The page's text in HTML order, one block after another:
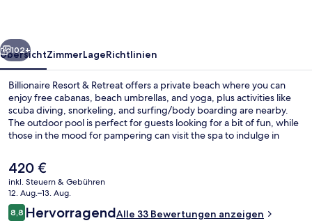
Weiter
102+
ÜbersichtZimmerLageRichtlinien
Billionaire Resort & Retreat offers a private beach where you can
enjoy free cabanas, beach umbrellas, and yoga, plus activities like
scuba diving, snorkeling, and surfing/body boarding are nearby.
The outdoor pool is perfect for guests looking for a bit of fun, while
those in the mood for pampering can visit the spa to indulge in
one of 2 restaurants, offers garden views and serves breakfast,
lunch, and dinner. Other highlights at this luxurious hotel include 2
bars/lounges, a beach bar, and a health club.
Der
aktuelle
Preis
beträgt
420 €.
420 €
inkl. Steuern & Gebühren
12. Aug.–13. Aug.
Bewertungen
8,88,8 von 10.
HervorragendAlle 33 Bewertungen anzeigen